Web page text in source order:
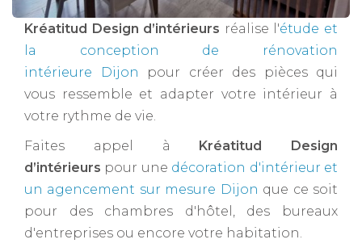
Kréatitud Design d’intérieurs réalise l'étude et
la conception de rénovation
intérieure Dijon pour créer des pièces qui
vous ressemble et adapter votre intérieur à
votre rythme de vie.
Faites appel à
Kréatitud Design
d’intérieurs pour une décoration d'intérieur et
un agencement sur mesure Dijon que ce soit
pour des chambres d'hôtel, des bureaux
d'entreprises ou encore votre habitation.